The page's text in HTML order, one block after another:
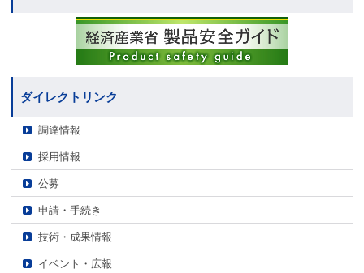
ダイレクトリンク
調達情報
採用情報
公募
申請・手続き
技術・成果情報
イベント・広報